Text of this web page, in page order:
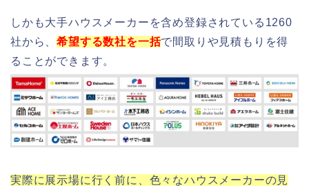
しかも大手ハウスメーカーを含め登録されている1260
社から、希望する数社を一括で間取りや見積もりを得
ることができます。
実際に展示場に行く前に、色々なハウスメーカーの見